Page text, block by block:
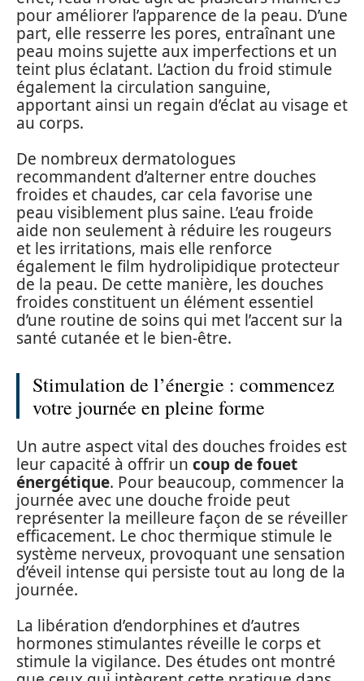
pour améliorer l’apparence de la peau. D’une
part, elle resserre les pores, entraînant une
peau moins sujette aux imperfections et un
teint plus éclatant. L’action du froid stimule
également la circulation sanguine,
apportant ainsi un regain d’éclat au visage et
au corps.
De nombreux dermatologues
recommandent d’alterner entre douches
froides et chaudes, car cela favorise une
peau visiblement plus saine. L’eau froide
aide non seulement à réduire les rougeurs
et les irritations, mais elle renforce
également le film hydrolipidique protecteur
de la peau. De cette manière, les douches
froides constituent un élément essentiel
d’une routine de soins qui met l’accent sur la
santé cutanée et le bien-être.
Stimulation de l’énergie : commencez
votre journée en pleine forme
Un autre aspect vital des douches froides est
leur capacité à offrir un coup de fouet
énergétique. Pour beaucoup, commencer la
journée avec une douche froide peut
représenter la meilleure façon de se réveiller
efficacement. Le choc thermique stimule le
système nerveux, provoquant une sensation
d’éveil intense qui persiste tout au long de la
journée.
La libération d’endorphines et d’autres
hormones stimulantes réveille le corps et
stimule la vigilance. Des études ont montré